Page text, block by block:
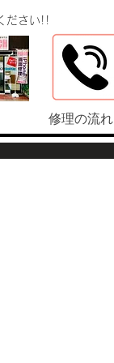
ださい!!
修理の流れ